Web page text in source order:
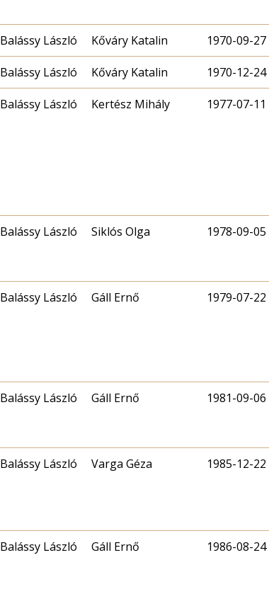
Balássy László Kőváry Katalin 1970-09-27
Balássy László Kőváry Katalin 1970-12-24
Balássy László Kertész Mihály 1977-07-11
Balássy László Siklós Olga 1978-09-05
Balássy László Gáll Ernő 1979-07-22
Balássy László Gáll Ernő 1981-09-06
Balássy László Varga Géza 1985-12-22
Balássy László Gáll Ernő 1986-08-24